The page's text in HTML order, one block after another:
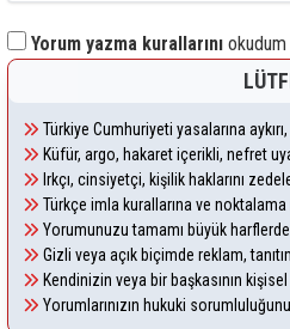
Yorum yazma kurallarını
Türkiye Cumhuriyeti yasalarına
Küfür, argo, hakaret içerikli, nefret
Irkçı, cinsiyetçi, kişilik haklarını
Türkçe imla kurallarına ve
Yorumunuzu tamamı büyük
Gizli veya açık biçimde reklam,
Kendinizin veya bir başkasının
Yorumlarınızın hukuki